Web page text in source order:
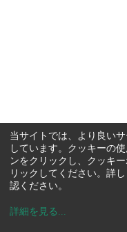
当サイトでは、より良い
しています。クッキーの
ンをクリックし、クッキ
リックしてください。詳
認ください。
詳細を見る ...